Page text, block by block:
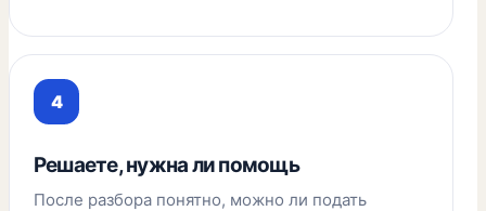
Решаете, нужна ли помощь
После разбора понятно, можно ли подать